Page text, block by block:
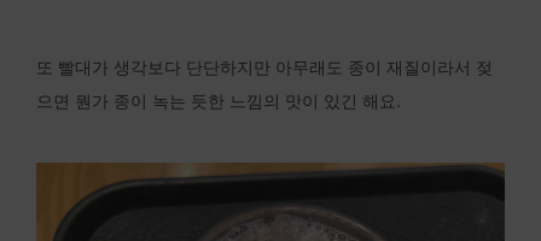
또 빨대가 생각보다 단단하지만 아무래도 종이 재질이라서 젖
으면 뭔가 종이 녹는 듯한 느낌의 맛이 있긴 해요.